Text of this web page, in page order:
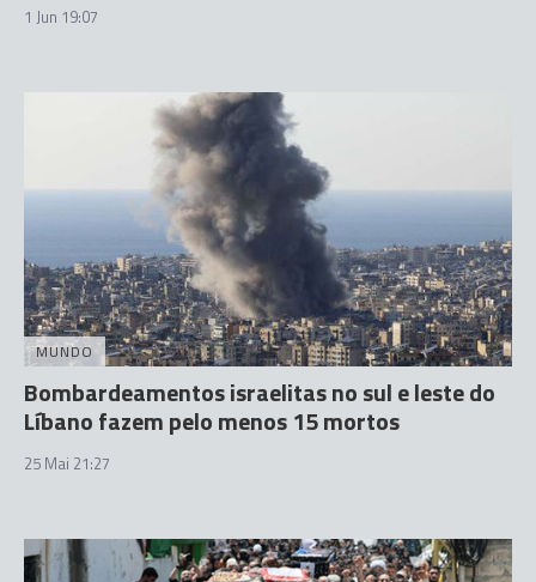
1 Jun 19:07
MUNDO
Bombardeamentos israelitas no sul e leste do
Líbano fazem pelo menos 15 mortos
25 Mai 21:27